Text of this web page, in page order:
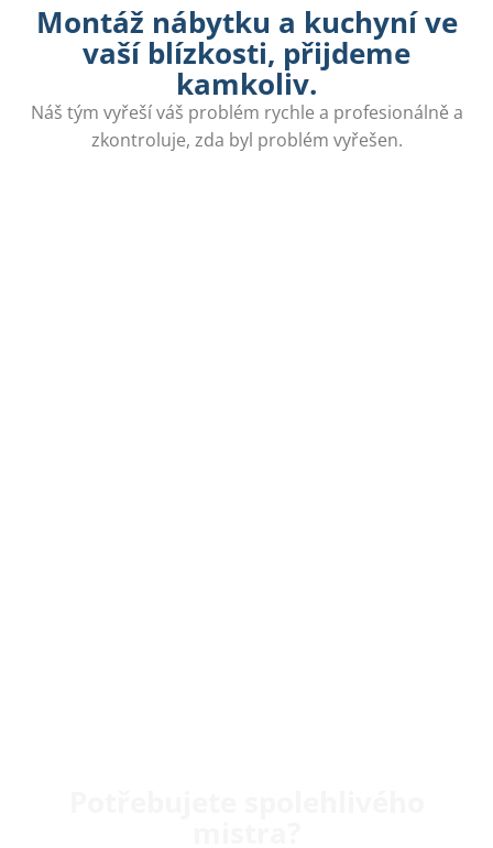
Montáž nábytku a kuchyní ve
vaší blízkosti, přijdeme
kamkoliv.
Náš tým vyřeší váš problém rychle a profesionálně a
zkontroluje, zda byl problém vyřešen.